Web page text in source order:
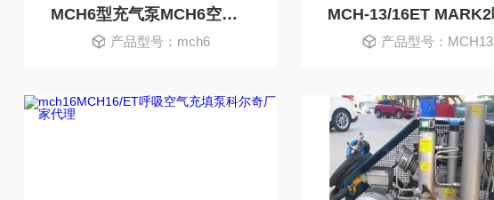
MCH6型充气泵MCH6空气充装机详细说明
产品型号：mch6 产品型号：MCH13